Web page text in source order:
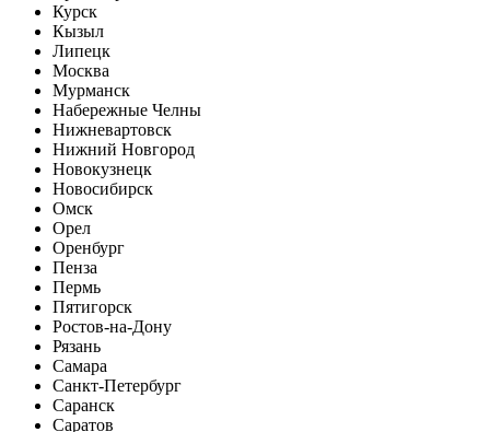
Курск
Кызыл
Липецк
Москва
Мурманск
Набережные Челны
Нижневартовск
Нижний Новгород
Новокузнецк
Новосибирск
Омск
Орел
Оренбург
Пенза
Пермь
Пятигорск
Ростов-на-Дону
Рязань
Самара
Санкт-Петербург
Саранск
Саратов